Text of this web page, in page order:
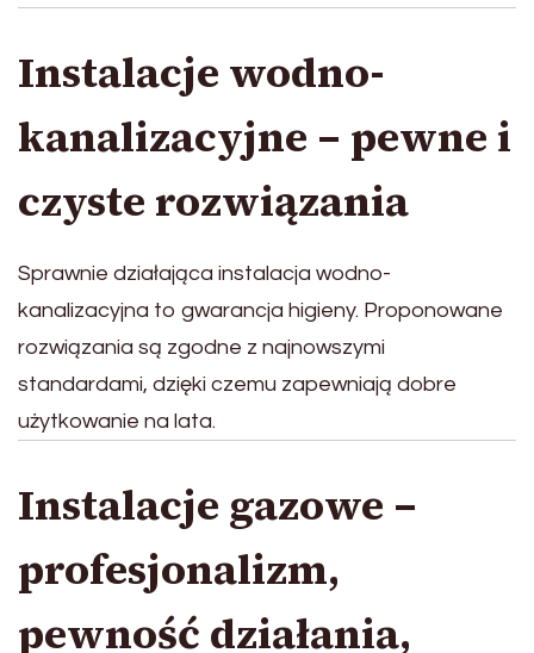
Instalacje wodno-
kanalizacyjne – pewne i
czyste rozwiązania
Sprawnie działająca instalacja wodno-
kanalizacyjna to gwarancja higieny. Proponowane
rozwiązania są zgodne z najnowszymi
standardami, dzięki czemu zapewniają dobre
użytkowanie na lata.
Instalacje gazowe –
profesjonalizm,
pewność działania,